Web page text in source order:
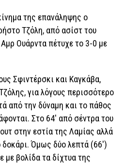
της επανάληψης ο
Τζόλη, από ασίστ του
Αμρ Ουάρντα πέτυχε το 3-0 με
Σφιντέρσκι και Καγκάβα,
για λόγους περισσότερο
από την δύναμη και το πάθος
Στο 64′ από σέντρα του
στην εστία της Λαμίας αλλά
Όμως δύο λεπτά (66′)
βολίδα τα δίχτυα της